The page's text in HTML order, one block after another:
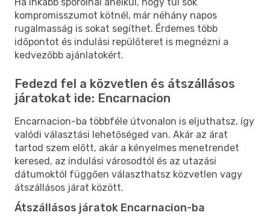
kompromisszumot kötnél, már néhány napos
rugalmasság is sokat segíthet. Érdemes több
időpontot és indulási repülőteret is megnézni a
kedvezőbb ajánlatokért.
Fedezd fel a közvetlen és átszállásos
járatokat ide: Encarnacion
Encarnacion-ba többféle útvonalon is eljuthatsz, így
valódi választási lehetőséged van. Akár az árat
tartod szem előtt, akár a kényelmes menetrendet
keresed, az indulási városodtól és az utazási
dátumoktól függően választhatsz közvetlen vagy
átszállásos járat között.
Átszállásos járatok Encarnacion-ba